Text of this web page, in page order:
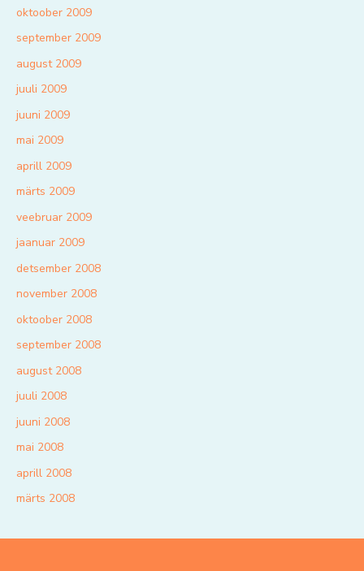
oktoober 2009
september 2009
august 2009
juuli 2009
juuni 2009
mai 2009
aprill 2009
märts 2009
veebruar 2009
jaanuar 2009
detsember 2008
november 2008
oktoober 2008
september 2008
august 2008
juuli 2008
juuni 2008
mai 2008
aprill 2008
märts 2008